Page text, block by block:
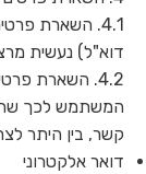
4.1. השארת
דוא"ל) נעשית
4.2. השארת
קשר, בין היתר
דואר אלקטרוני